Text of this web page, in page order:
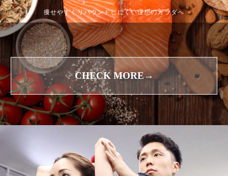
痩せやすくリバウンドしにくい理想のカラダへ
CHECK MORE→